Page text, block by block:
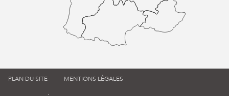
PLAN DU SITE MENTIONS LÉGALES